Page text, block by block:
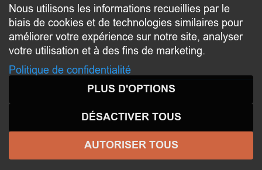
CONTACT
2 beim Schlass
L-8058 Bertrange
communication@bertrange.lu
© 2026 ENJOYBERTRANGE- Tous droits réservés -
Nous utilisons les informations recueillies par le
biais de cookies et de technologies similaires pour
améliorer votre expérience sur notre site, analyser
votre utilisation et à des fins de marketing.
Politique de confidentialité
PLUS D'OPTIONS
DÉSACTIVER TOUS
AUTORISER TOUS